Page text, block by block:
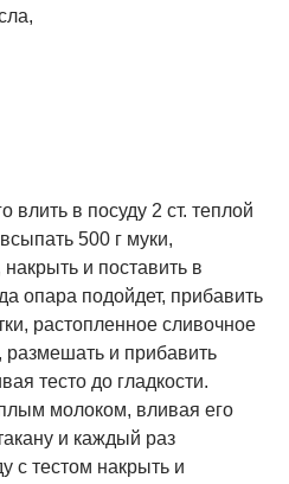
влить в посуду 2 ст. теплой
500 г муки,
и поставить в
опара подойдет, прибавить
растопленное сливочное
размешать и прибавить
тесто до гладкости.
молоком, вливая его
и каждый раз
с тестом накрыть и